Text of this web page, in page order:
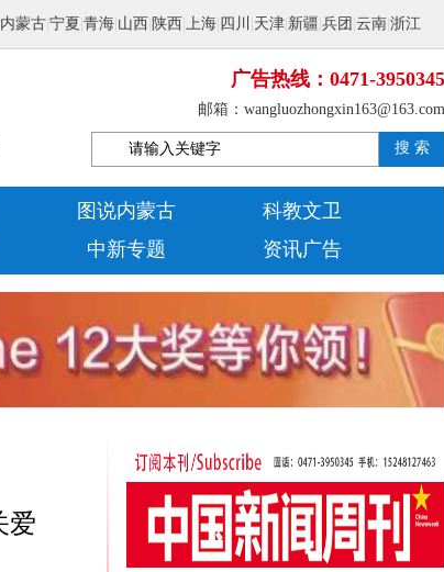
内蒙古 宁夏 青海 山西 陕西 上海 四川 天津 新疆 兵团 云南 浙江
广告热线：0471-3950345
邮箱：wangluozhongxin163@163.com
搜 索
图说内蒙古
科教文卫
中新专题 资讯广告
爱